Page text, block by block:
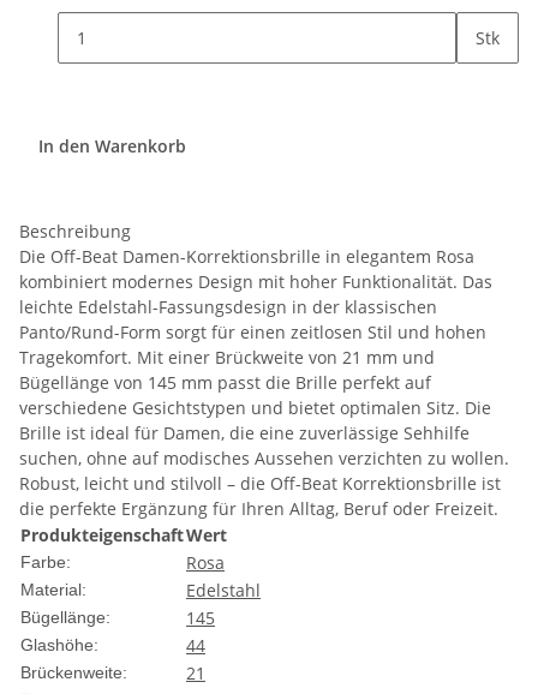
Stk
In den Warenkorb
Beschreibung
Die Off-Beat Damen-Korrektionsbrille in elegantem Rosa
kombiniert modernes Design mit hoher Funktionalität. Das
leichte Edelstahl-Fassungsdesign in der klassischen
Panto/Rund-Form sorgt für einen zeitlosen Stil und hohen
Tragekomfort. Mit einer Brückweite von 21 mm und
Bügellänge von 145 mm passt die Brille perfekt auf
verschiedene Gesichtstypen und bietet optimalen Sitz. Die
Brille ist ideal für Damen, die eine zuverlässige Sehhilfe
suchen, ohne auf modisches Aussehen verzichten zu wollen.
Robust, leicht und stilvoll – die Off-Beat Korrektionsbrille ist
die perfekte Ergänzung für Ihren Alltag, Beruf oder Freizeit.
ProdukteigenschaftWert
Farbe: Rosa
Material: Edelstahl
Bügellänge: 145
Glashöhe: 44
Brückenweite: 21